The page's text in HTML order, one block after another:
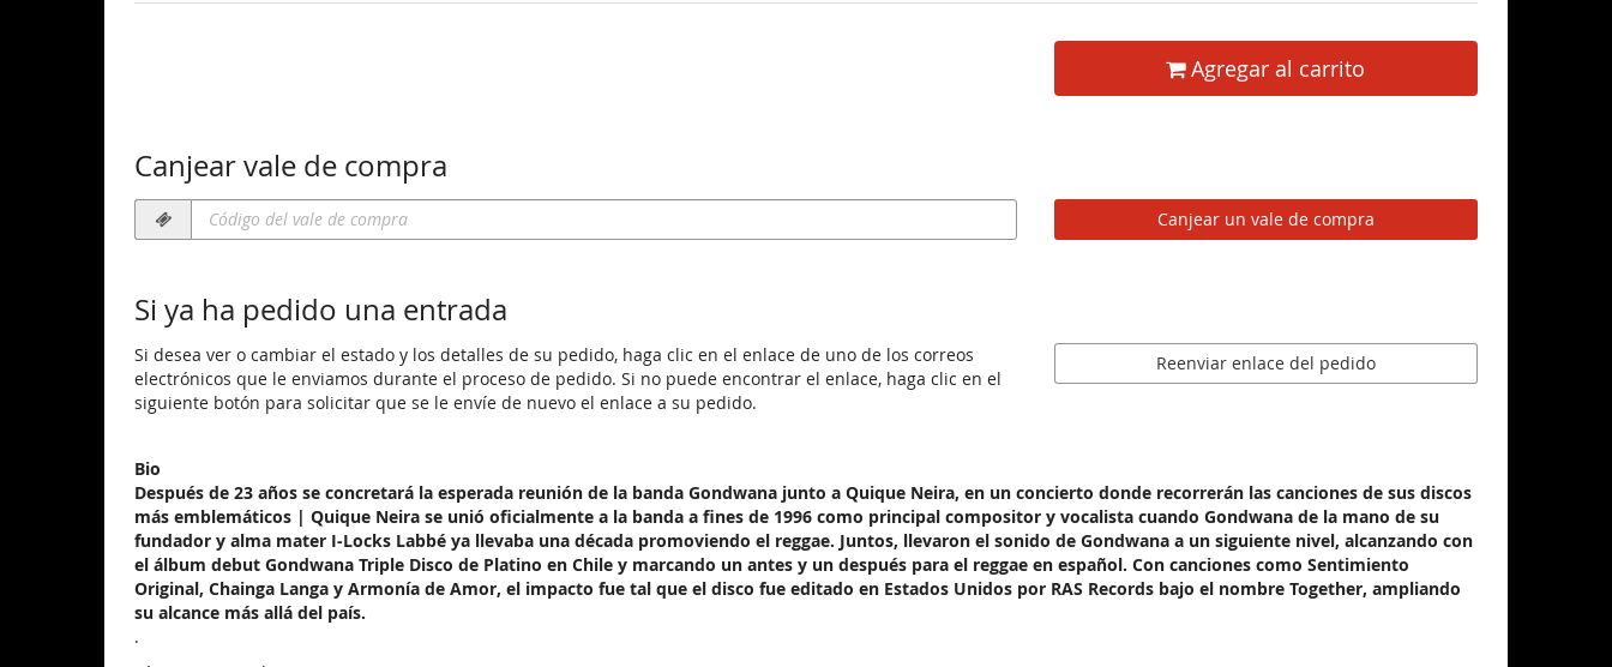
Agregar al carrito
Canjear vale de compra
Código
del
compra
obligatorio
Canjear un vale de compra
Si ya ha pedido una entrada
Si desea ver o cambiar el estado y los detalles de su pedido, haga clic en el enlace de uno de los correos
electrónicos que le enviamos durante el proceso de pedido. Si no puede encontrar el enlace, haga clic en el
siguiente botón para solicitar que se le envíe de nuevo el enlace a su pedido.
Reenviar enlace del pedido
Bio
Después de 23 años se concretará la esperada reunión de la banda Gondwana junto a Quique Neira, en un concierto donde recorrerán las canciones de sus discos
más emblemáticos | Quique Neira se unió oficialmente a la banda a fines de 1996 como principal compositor y vocalista cuando Gondwana de la mano de su
fundador y alma mater I-Locks Labbé ya llevaba una década promoviendo el reggae. Juntos, llevaron el sonido de Gondwana a un siguiente nivel, alcanzando con
el álbum debut Gondwana Triple Disco de Platino en Chile y marcando un antes y un después para el reggae en español. Con canciones como Sentimiento
Original, Chainga Langa y Armonía de Amor, el impacto fue tal que el disco fue editado en Estados Unidos por RAS Records bajo el nombre Together, ampliando
su alcance más allá del país.
.